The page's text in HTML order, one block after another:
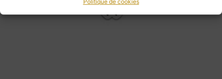
Politique de cookies